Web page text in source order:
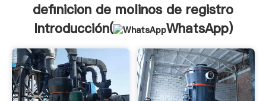
definicion de molinos de registro
Introducción(
WhatsApp)